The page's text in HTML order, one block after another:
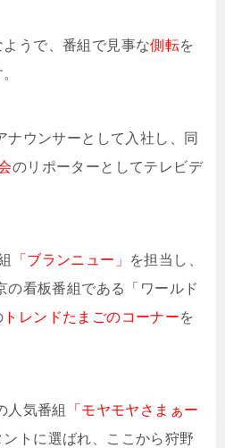
うで、番組で見事な側転を
ナウンサーとして入社し、同
のリポーターとしてテレビデ
「ブランニュー」
を担当し、
の看板番組である「ワールド
トレンドたまごのコーナーを
人気番組
「モヤモヤさまぁー
トに選ばれ、ここから狩野